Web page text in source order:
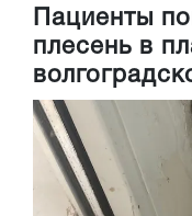
Пациенты
плесень в